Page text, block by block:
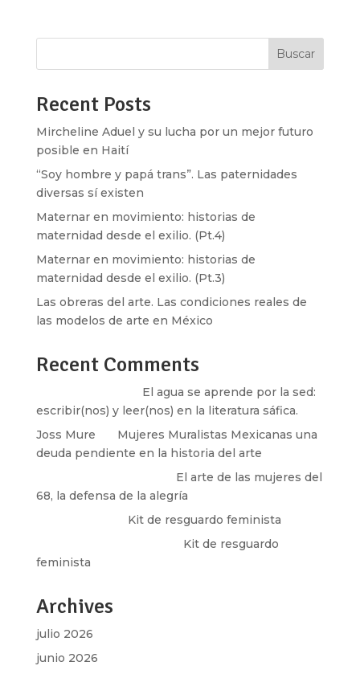
Buscar
Recent Posts
Mircheline Aduel y su lucha por un mejor futuro
posible en Haití
“Soy hombre y papá trans”. Las paternidades
diversas sí existen
Maternar en movimiento: historias de
maternidad desde el exilio. (Pt.4)
Maternar en movimiento: historias de
maternidad desde el exilio. (Pt.3)
Las obreras del arte. Las condiciones reales de
las modelos de arte en México
Recent Comments
El agua se aprende por la sed:
escribir(nos) y leer(nos) en la literatura sáfica.
Joss Mure
Mujeres Muralistas Mexicanas una
deuda pendiente en la historia del arte
El arte de las mujeres del
68, la defensa de la alegría
Kit de resguardo feminista
Kit de resguardo
feminista
Archives
julio 2026
junio 2026